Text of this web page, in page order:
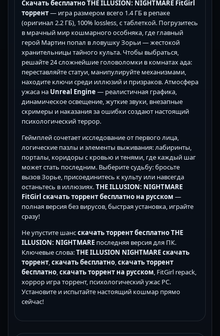
Скачать бесплатно THE ILLUSION: NIGHTMARE FitGirl
торрент— игра размером всего 1.4 ГБ в репаке
(оригинал 2.2 ГБ), 100% lossless, с таблеткой. Погрузитесь
в мрачный мир кошмарного особняка, где главный
герой Мартин попал в ловушку Зорьи — жестокой
хранительницы тайного культа. Чтобы выбраться,
решайте 24 сложнейшие головоломки в комнатах ада:
переставляйте статуи, манипулируйте механизмами,
находите ключи среди иллюзий и призраков. Атмосфера
ужаса на Unreal Engine — реалистичная графика,
динамическое освещение, жуткие звуки, внезапные
скримеры и наказания за ошибки создают настоящий
психологический террор.
Геймплей сочетает исследование от первого лица,
логические пазлы и элементы выживания: лабиринты,
порталы, коридоры с кровью и тенями, где каждый шаг
может стать последним. Выберите судьбу: бросьте
вызов Зорье, присоединитесь к культу или навсегда
останьтесь в иллюзиях.THE ILLUSION: NIGHTMARE
FitGirl скачать торрент бесплатно на русском —
полная версия без вирусов, быстрая установка, играйте
сразу!
Не упустите шансскачать торрент бесплатно THE
ILLUSION: NIGHTMARE последняя версия для ПК.
Ключевые слова:THE ILLUSION NIGHTMARE скачать
торрент скачать бесплатно скачать торрент
бесплатно скачать торрент на русском , FitGirl repack,
хоррор игра торрент, психологический ужас PC.
Установите и испытайте настоящий кошмар прямо
сейчас!